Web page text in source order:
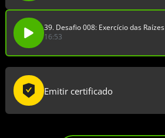
39. Desafio 008: Exercício das Raízes
16:53
Emitir certificado